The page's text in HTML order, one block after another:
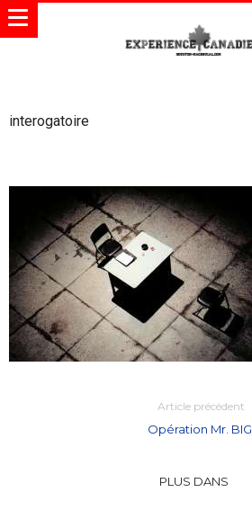
interogatoire
Article précédent
Opération Mr. BIG.
PLUS DANS